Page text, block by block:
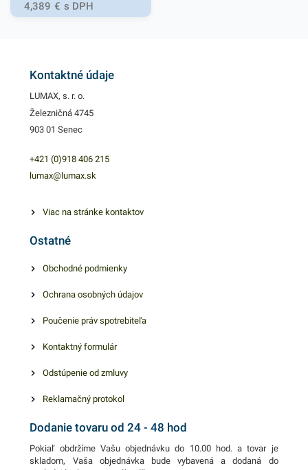
vďaka čomu majú vysokú
odolnosť a trvácnosť.
rôzne nápoje, fast foody,
rôzne gastronomické
spoľahlivý prenos rôznych
nápojov bez rozliatia. Sú
jednoduché používanie.
50 kusov plastových
podobné produkty, ktoré vás
4,389 € s DPH
Kontaktné údaje
LUMAX, s. r. o.
Železničná 4745
903 01 Senec
+421 (0)918 406 215
lumax@lumax.sk
Viac na stránke kontaktov
Ostatné
Obchodné podmienky
Ochrana osobných údajov
Poučenie práv spotrebiteľa
Kontaktný formulár
Odstúpenie od zmluvy
Reklamačný protokol
Dodanie tovaru od 24 - 48 hod
Pokiaľ obdržíme Vašu objednávku do 10.00 hod. a tovar je
skladom, Vaša objednávka bude vybavená a dodaná do